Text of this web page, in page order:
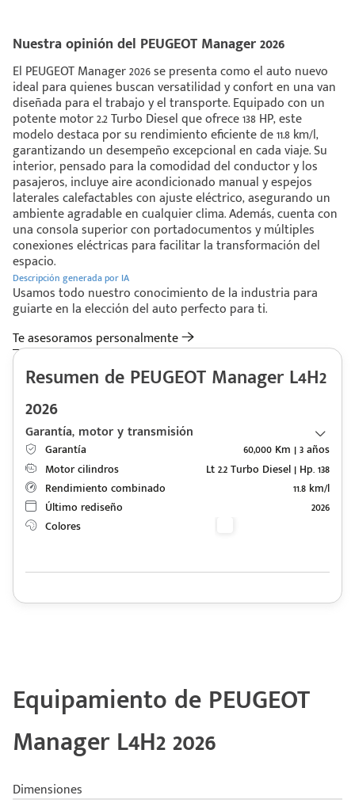
Nuestra opinión del PEUGEOT Manager 2026
El PEUGEOT Manager 2026 se presenta como el auto nuevo
ideal para quienes buscan versatilidad y confort en una van
diseñada para el trabajo y el transporte. Equipado con un
potente motor 2.2 Turbo Diesel que ofrece 138 HP, este
modelo destaca por su rendimiento eficiente de 11.8 km/l,
garantizando un desempeño excepcional en cada viaje. Su
interior, pensado para la comodidad del conductor y los
pasajeros, incluye aire acondicionado manual y espejos
laterales calefactables con ajuste eléctrico, asegurando un
ambiente agradable en cualquier clima. Además, cuenta con
una consola superior con portadocumentos y múltiples
conexiones eléctricas para facilitar la transformación del
espacio.
Descripción generada por IA
Usamos todo nuestro conocimiento de la industria para
guiarte en la elección del auto perfecto para ti.
Te asesoramos personalmente
Resumen de PEUGEOT Manager L4H2
2026
Garantía, motor y transmisión
Garantía
60,000 Km | 3 años
Motor cilindros
Lt 2.2 Turbo Diesel | Hp. 138
Rendimiento combinado
11.8 km/l
Último rediseño
2026
Colores
Equipamiento de PEUGEOT
Manager L4H2 2026
Dimensiones